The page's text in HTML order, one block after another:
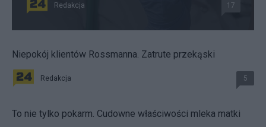
Redakcja 17
Niepokój klientów Rossmanna. Zatrute przekąski
Redakcja 5
To nie tylko pokarm. Cudowne właściwości mleka matki